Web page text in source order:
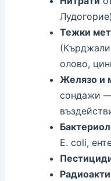
Тежки
олово,
Желязо и
сондажи —
E. coli,